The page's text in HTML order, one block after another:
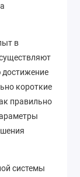
в
короткие
правильно
системы